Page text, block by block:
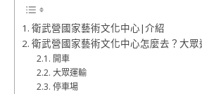
衛武營國家藝術文化中心|介紹
衛武營國家藝術文化中心怎麼去？大眾
開車
大眾運輸
停車場